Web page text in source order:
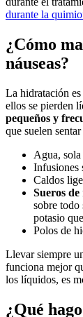
durante la
¿Cómo
náuseas?
La hidratación
ellos se pierden
pequeños y
que suelen
Agua,
Infusiones
Caldos
Sueros
sobre todo
potasio
Polos de
Llevar siempre
funciona mejor
los líquidos, es
¿Qué